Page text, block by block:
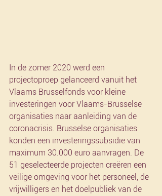
In de zomer 2020 werd een
projectoproep gelanceerd vanuit het
Vlaams Brusselfonds voor kleine
investeringen voor Vlaams-Brusselse
organisaties naar aanleiding van de
coronacrisis. Brusselse organisaties
konden een investeringssubsidie van
maximum 30.000 euro aanvragen. De
51 geselecteerde projecten creëren een
veilige omgeving voor het personeel, de
vrijwilligers en het doelpubliek van de